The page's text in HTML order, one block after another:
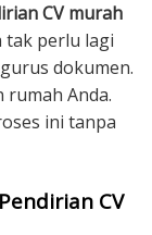
CV murah
tak perlu lagi
dokumen.
rumah Anda.
ini tanpa
CV